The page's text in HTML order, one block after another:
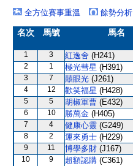
全方位賽事重溫
餘勢分析
名次 馬號 馬名
1 3 紅逸舍 (H241)
2 1 極光彗星 (H391)
3 7 囍眼光 (J261)
4 12 歡笑福星 (H428)
5 5 胡椒軍曹 (E432)
6 10 勝萬金 (H405)
7 4 健康心靈 (G249)
8 2 運來勇士 (H229)
9 11 博學多財 (J167)
10 9 超額認購 (C361)